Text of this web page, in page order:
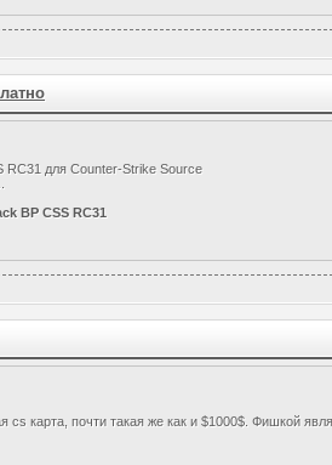
RC31 для Counter-Strike Source
BP CSS RC31
cs карта, почти такая же как и $1000$. Фишкой